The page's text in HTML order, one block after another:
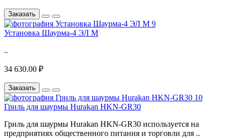
Заказать
Установка Шаурма-4 ЭЛ М
..
34 630.00 ₽
Заказать
Гриль для шаурмы Hurakan HKN-GR30
Гриль для шаурмы Hurakan HKN-GR30 используется на
предприятиях общественного питания и торговли для ..